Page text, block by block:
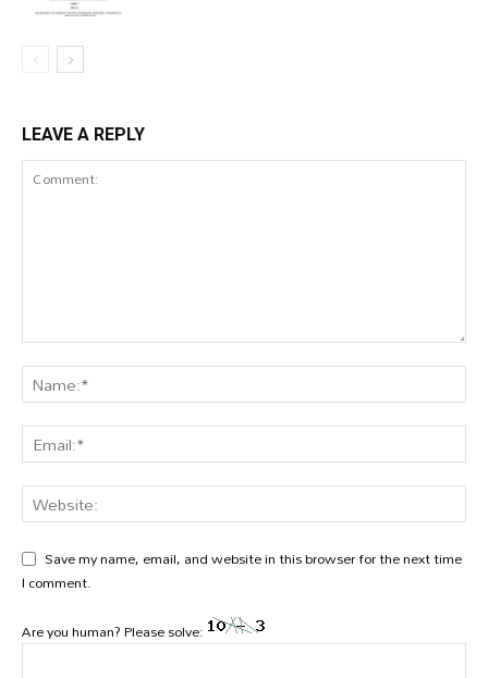
LEAVE A REPLY
Save my name, email, and website in this browser for the next time
I comment.
Are you human? Please solve: